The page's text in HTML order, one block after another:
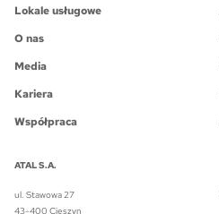
Lokale usługowe
O nas
Media
Kariera
Współpraca
ATAL S.A.
ul. Stawowa 27
43-400 Cieszyn